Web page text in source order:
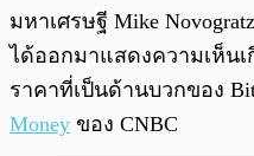
มหาเศรษฐี Mike
ได้ออกมาแสดงความเห็น
ราคาที่เป็นด้านบวกของ
Money ของ CNBC